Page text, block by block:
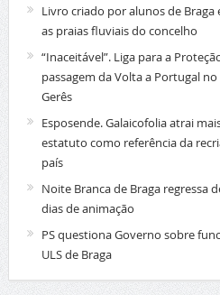
Livro criado por alunos de
as praias fluviais do concelho
“Inaceitável”. Liga para a
passagem da Volta a Portugal
Gerês
Esposende. Galaicofolia atrai
estatuto como referência da
país
Noite Branca de Braga regressa
dias de animação
PS questiona Governo sobre
ULS de Braga